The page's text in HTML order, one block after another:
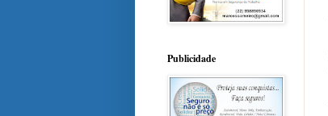
Publicidade